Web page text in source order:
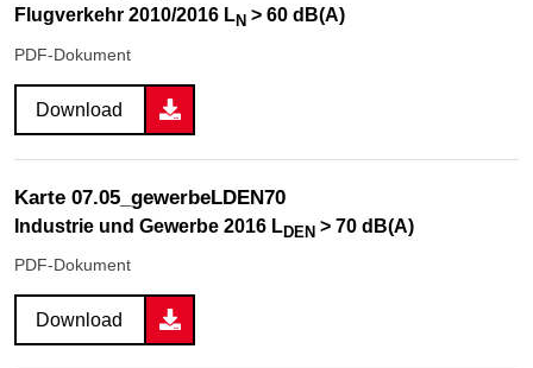
Flugverkehr 2010/2016 LN > 60 dB(A)
PDF-Dokument
Download
Karte 07.05_gewerbeLDEN70
Industrie und Gewerbe 2016 LDEN > 70 dB(A)
PDF-Dokument
Download